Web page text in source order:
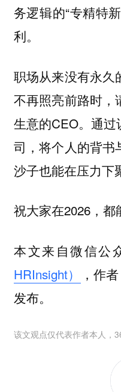
务逻辑的“专精特
利。
职场从来没有永久
不再照亮前路时，
生意的CEO。通
司，将个人的背书
沙子也能在压力下
祝大家在2026，都
本文来自微信公
HRInsight）
，作
发布。
该文观点仅代表作者本人，